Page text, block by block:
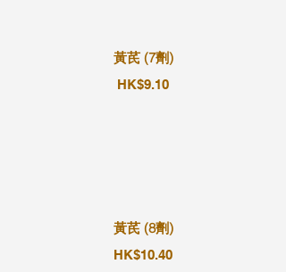
黃芪 (7劑)
HK$9.10
黃芪 (8劑)
HK$10.40